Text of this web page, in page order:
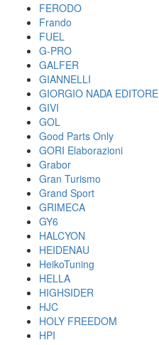
FERODO
Frando
FUEL
G-PRO
GALFER
GIANNELLI
GIORGIO NADA EDITORE
GIVI
GOL
Good Parts Only
GORI Elaborazioni
Grabor
Gran Turismo
Grand Sport
GRIMECA
GY6
HALCYON
HEIDENAU
HeikoTuning
HELLA
HIGHSIDER
HJC
HOLY FREEDOM
HPI